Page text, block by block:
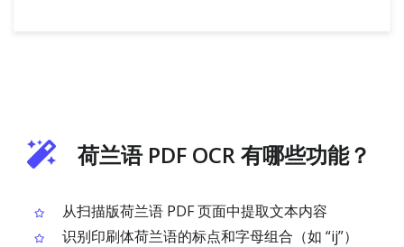
荷兰语 PDF OCR 有哪些功能？
从扫描版荷兰语 PDF 页面中提取文本内容
识别印刷体荷兰语的标点和字母组合（如 “ij”）